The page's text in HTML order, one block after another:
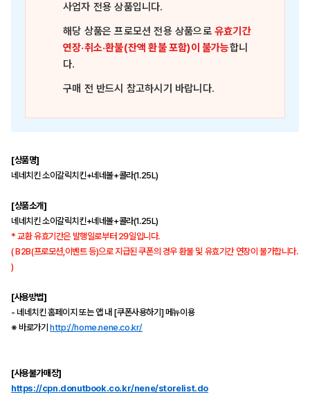
사업자 전용 상품입니다.
해당 상품은프로모션 전용 상품으로유효기간
연장·취소·환불(잔액 환불 포함)이 불가능합니
다.
구매 전 반드시 참고하시기 바랍니다.
[상품명]
네네치킨 소이갈릭치킨+네네볼+콜라(1.25L)
[상품소개]
네네치킨 소이갈릭치킨+네네볼+콜라(1.25L)
* 교환 유효기간은 발행일로부터 29일입니다.
( B2B(프로모션,이벤트 등)으로 지급된 쿠폰의 경우 환불 및 유효기간 연장이 불가합니다.
)
[사용방법]
- 네네치킨 홈페이지 또는 앱 내 [쿠폰사용하기] 메뉴이용
※ 바로가기http://home.nene.co.kr/
[사용불가매장]
https://cpn.donutbook.co.kr/nene/storelist.do